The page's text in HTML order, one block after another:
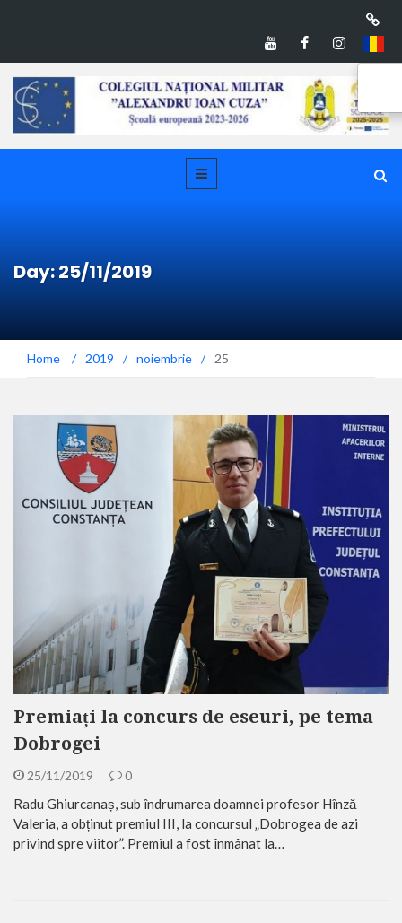
Day: 25/11/2019
Home / 2019 / noiembrie / 25
Premiați la concurs de eseuri, pe tema
Dobrogei
25/11/2019 0
Radu Ghiurcanaș, sub îndrumarea doamnei profesor Hînză
Valeria, a obținut premiul III, la concursul „Dobrogea de azi
privind spre viitor”. Premiul a fost înmânat la…